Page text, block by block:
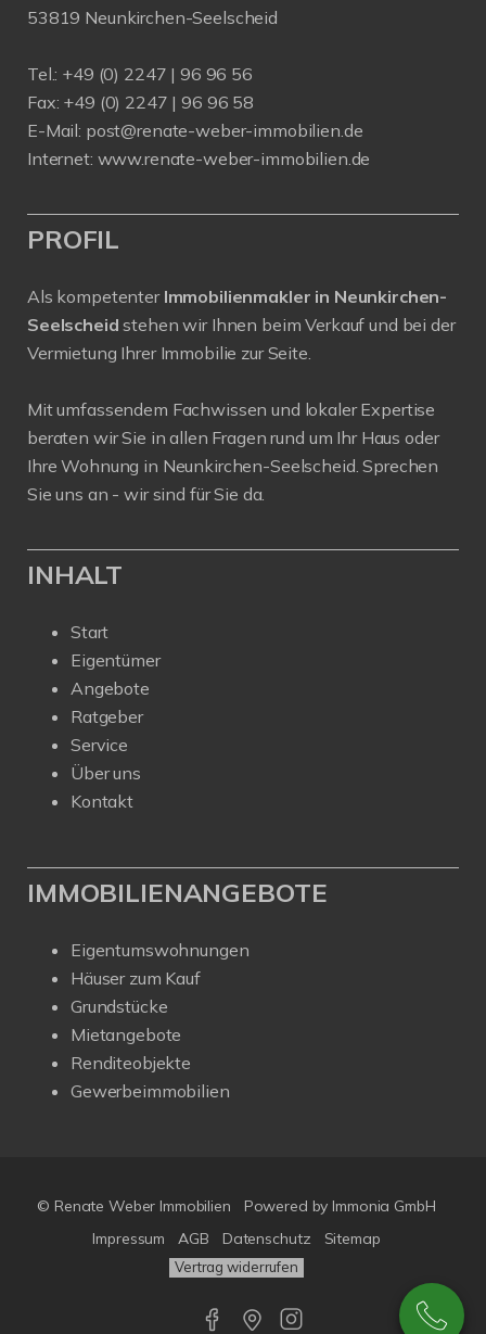
53819 Neunkirchen-Seelscheid
Tel.: +49 (0) 2247 | 96 96 56
Fax: +49 (0) 2247 | 96 96 58
E-Mail: post@renate-weber-immobilien.de
Internet: www.renate-weber-immobilien.de
PROFIL
Als kompetenter Immobilienmakler in Neunkirchen-
Seelscheidstehen wir Ihnen beim Verkauf und bei der
Vermietung Ihrer Immobilie zur Seite.
Mit umfassendem Fachwissen und lokaler Expertise
beraten wir Sie in allen Fragen rund um Ihr Haus oder
Ihre Wohnung in Neunkirchen-Seelscheid. Sprechen
Sie uns an - wir sind für Sie da.
INHALT
Start
Eigentümer
Angebote
Ratgeber
Service
Über uns
Kontakt
IMMOBILIENANGEBOTE
Eigentumswohnungen
Häuser zum Kauf
Grundstücke
Mietangebote
Renditeobjekte
Gewerbeimmobilien
© Renate Weber Immobilien Powered by Immonia GmbH
Impressum
AGB Datenschutz Sitemap
Vertrag widerrufen